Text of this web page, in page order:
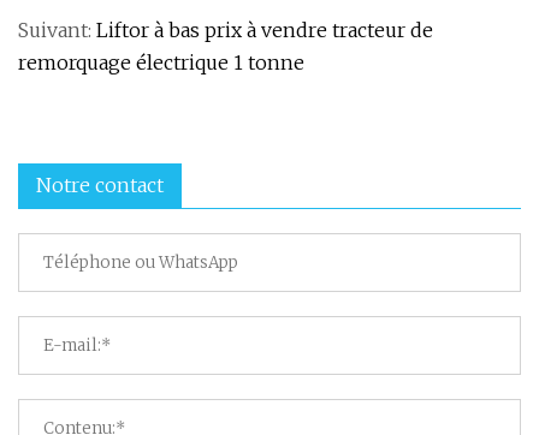
Suivant: Liftor à bas prix à vendre tracteur de
remorquage électrique 1 tonne
Notre contact